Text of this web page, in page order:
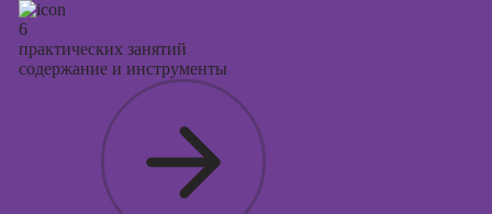
6
практических занятий
содержание и инструменты